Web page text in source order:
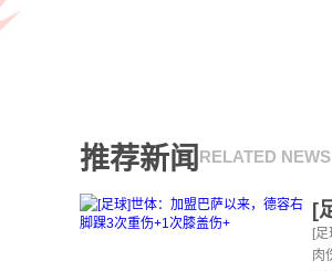
推荐新闻 RELATED NEWS
[
肉